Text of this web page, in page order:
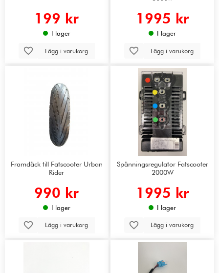
199 kr
I lager
Lägg i varukorg
1995 kr
I lager
Lägg i varukorg
Framdäck till Fatscooter Urban
Rider
990 kr
I lager
Lägg i varukorg
Spänningsregulator Fatscooter
2000W
1995 kr
I lager
Lägg i varukorg